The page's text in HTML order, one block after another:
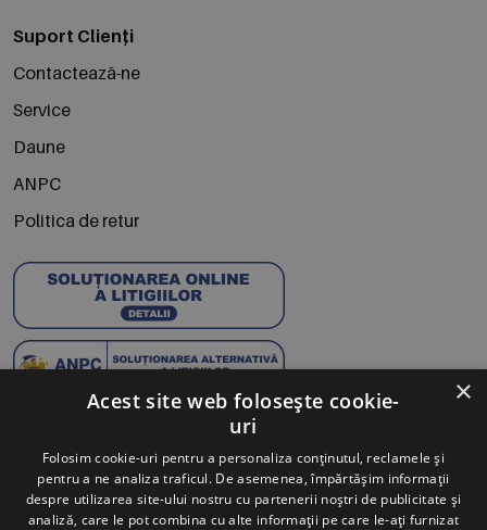
Suport Clienți
Contactează-ne
Service
Daune
ANPC
Politica de retur
Abonează-te la Newsletter
Te anunțăm când avem oferte noi și promoții la mărcile
tale preferate.
×
Acest site web folosește cookie-
uri
Folosim cookie-uri pentru a personaliza conținutul, reclamele și
pentru a ne analiza traficul. De asemenea, împărtășim informații
despre utilizarea site-ului nostru cu partenerii noștri de publicitate și
analiză, care le pot combina cu alte informații pe care le-ați furnizat